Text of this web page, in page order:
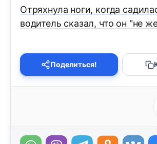
Отряхнула ноги, когда
водитель сказал, что он "не
Поделиться!